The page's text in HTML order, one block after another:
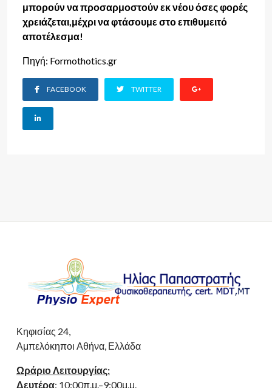
μπορούν να προσαρμοστούν εκ νέου όσες φορές
χρειάζεται,μέχρι να φτάσουμε στο επιθυμειτό
αποτέλεσμα!
Πηγή: Formothotics.gr
FACEBOOK TWITTER
Κηφισίας 24,
Αμπελόκηποι Αθήνα, Ελλάδα
Ωράριο Λειτουργίας:
Δευτέρα: 10:00π.μ.–9:00μ.μ.